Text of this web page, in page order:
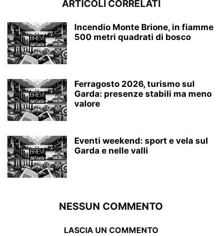
ARTICOLI CORRELATI
Incendio Monte Brione, in fiamme
500 metri quadrati di bosco
Ferragosto 2026, turismo sul
Garda: presenze stabili ma meno
valore
Eventi weekend: sport e vela sul
Garda e nelle valli
NESSUN COMMENTO
LASCIA UN COMMENTO